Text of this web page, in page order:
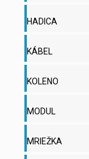
HADICA
KÁBEL
KOLENO
MODUL
MRIEŽKA